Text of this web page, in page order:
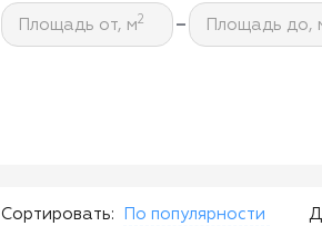
Площадь от, м2 - Площадь до,
Сортировать: По популярности